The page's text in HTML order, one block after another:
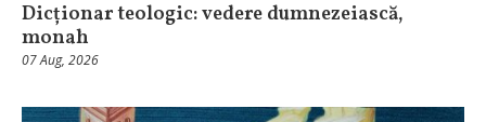
Dicționar teologic: vedere dumnezeiască,
monah
07 Aug, 2026